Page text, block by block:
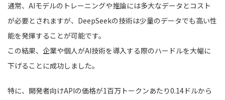
通常、AIモデルのトレーニングや推論には多大なデータとコスト
が必要とされますが、DeepSeekの技術は少量のデータでも高い性
能を発揮することが可能です。
この結果、企業や個人がAI技術を導入する際のハードルを大幅に
下げることに成功しました。
特に、開発者向けAPIの価格が1百万トークンあたり0.14ドルから